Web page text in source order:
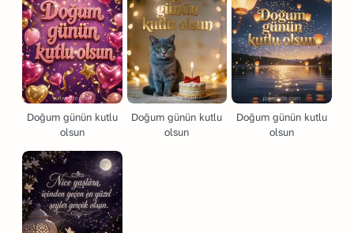
Doğum günün kutlu
olsun
Doğum günün kutlu
olsun
Doğum günün kutlu
olsun